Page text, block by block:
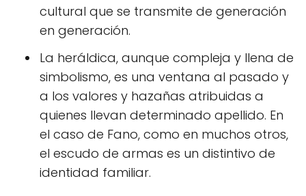
cultural que se transmite de generación
en generación.
La heráldica, aunque compleja y llena de
simbolismo, es una ventana al pasado y
a los valores y hazañas atribuidas a
quienes llevan determinado apellido. En
el caso de Fano, como en muchos otros,
el escudo de armas es un distintivo de
identidad familiar.